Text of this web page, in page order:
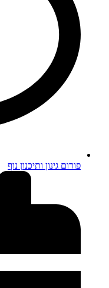
פורום גינון ותיכנון נוף